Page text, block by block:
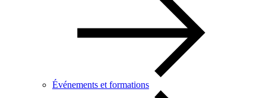
Événements et formations